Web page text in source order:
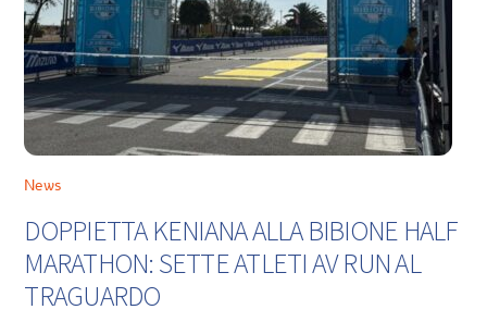
News
DOPPIETTA KENIANA ALLA BIBIONE HALF
MARATHON: SETTE ATLETI AV RUN AL
TRAGUARDO